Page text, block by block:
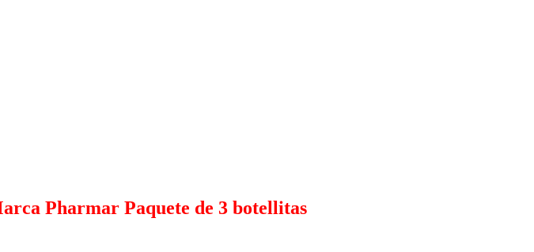
Pharmar Paquete de 3 botellitas